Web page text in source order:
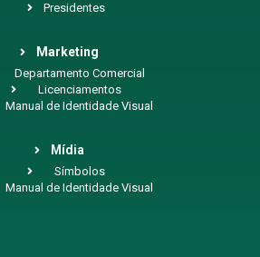
Presidentes
Marketing
Departamento Comercial
Licenciamentos
Manual de Identidade Visual
Mídia
Símbolos
Manual de Identidade Visual